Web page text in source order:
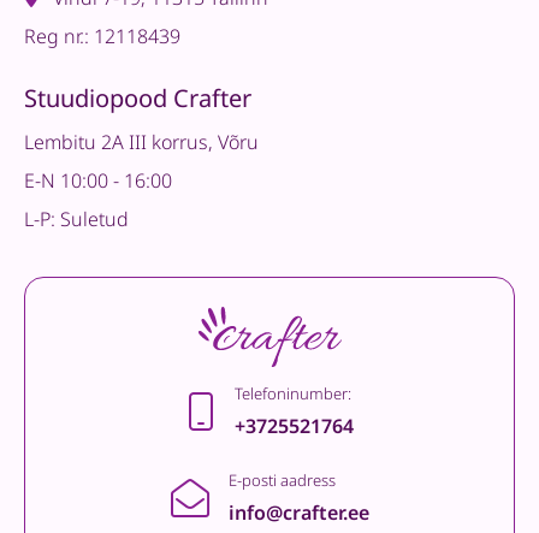
Reg nr.: 12118439
Stuudiopood Crafter
Lembitu 2A III korrus, Võru
E-N 10:00 - 16:00
L-P: Suletud
Telefoninumber:
+3725521764
E-posti aadress
info@crafter.ee